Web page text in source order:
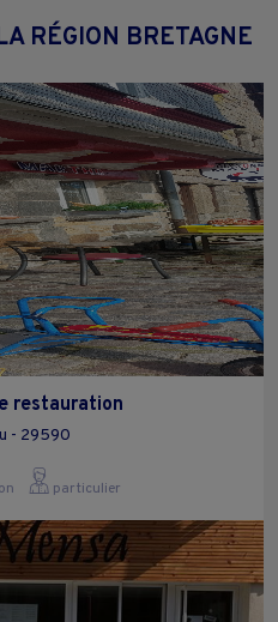
RÉGION BRETAGNE
restauration
- 29590
particulier